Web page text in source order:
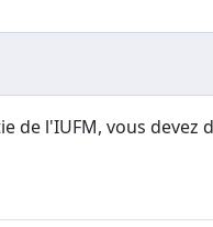
de l'IUFM, vous